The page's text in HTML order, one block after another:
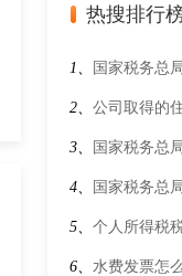
热搜排行
1、 国家税务总
人所得税综合
2、 公司取得的
进项税额？
3、 国家税务总
公司是一般纳税
公司组织员工外
得了增值税专用
4、 国家税务总
文件-热点问答-
理年度汇算的服
5、 个人所得税
6、 水费发票怎